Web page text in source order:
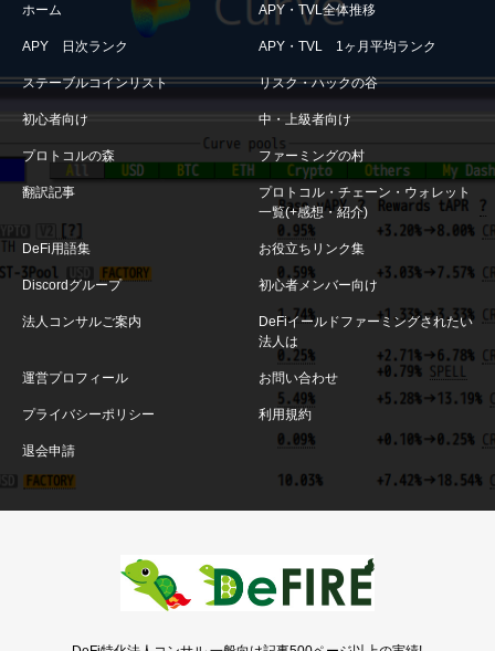
ホーム APY・TVL全体推移
APY 日次ランク APY・TVL 1ヶ月平均ランク
ステーブルコインリスト リスク・ハックの谷
初心者向け 中・上級者向け
プロトコルの森 ファーミングの村
翻訳記事
プロトコル・チェーン・ウォレット
一覧(+感想・紹介)
DeFi用語集 お役立ちリンク集
Discordグループ 初心者メンバー向け
法人コンサルご案内
DeFiイールドファーミングされたい
法人は
運営プロフィール お問い合わせ
プライバシーポリシー 利用規約
退会申請